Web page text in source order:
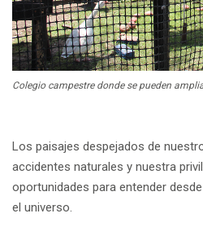
Colegio campestre donde se pueden
Los paisajes despejados de
accidentes naturales y nuestra
oportunidades para entender
el universo.